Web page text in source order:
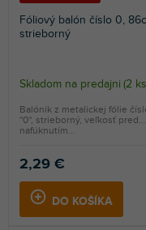
Fóliový balón číslo 0,
strieborný
Skladom na predajni (2 ks
2,29 €
DO KOŠÍKA
Balónik z metalickej fólie
''0'', strieborný, veľkosť pred
nafúknutím...